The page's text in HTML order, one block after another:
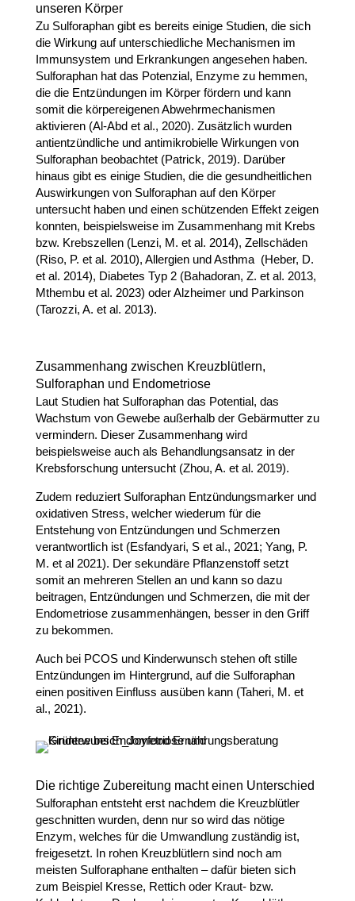
unseren Körper
Zu Sulforaphan gibt es bereits einige Studien, die sich
die Wirkung auf unterschiedliche Mechanismen im
Immunsystem und Erkrankungen angesehen haben.
Sulforaphan hat das Potenzial, Enzyme zu hemmen,
die die Entzündungen im Körper fördern und kann
somit die körpereigenen Abwehrmechanismen
aktivieren (Al-Abd et al., 2020). Zusätzlich wurden
antientzündliche und antimikrobielle Wirkungen von
Sulforaphan beobachtet (Patrick, 2019). Darüber
hinaus gibt es einige Studien, die die gesundheitlichen
Auswirkungen von Sulforaphan auf den Körper
untersucht haben und einen schützenden Effekt zeigen
konnten, beispielsweise im Zusammenhang mit Krebs
bzw. Krebszellen (Lenzi, M. et al. 2014), Zellschäden
(Riso, P. et al. 2010), Allergien und Asthma (Heber, D.
et al. 2014), Diabetes Typ 2 (Bahadoran, Z. et al. 2013,
Mthembu et al. 2023) oder Alzheimer und Parkinson
(Tarozzi, A. et al. 2013).
Zusammenhang zwischen Kreuzblütlern,
Sulforaphan und Endometriose
Laut Studien hat Sulforaphan das Potential, das
Wachstum von Gewebe außerhalb der Gebärmutter zu
vermindern. Dieser Zusammenhang wird
beispielsweise auch als Behandlungsansatz in der
Krebsforschung untersucht (Zhou, A. et al. 2019).
Zudem reduziert Sulforaphan Entzündungsmarker und
oxidativen Stress, welcher wiederum für die
Entstehung von Entzündungen und Schmerzen
verantwortlich ist (Esfandyari, S et al., 2021; Yang, P.
M. et al 2021). Der sekundäre Pflanzenstoff setzt
somit an mehreren Stellen an und kann so dazu
beitragen, Entzündungen und Schmerzen, die mit der
Endometriose zusammenhängen, besser in den Griff
zu bekommen.
Auch bei PCOS und Kinderwunsch stehen oft stille
Entzündungen im Hintergrund, auf die Sulforaphan
einen positiven Einfluss ausüben kann (Taheri, M. et
al., 2021).
Die richtige Zubereitung macht einen Unterschied
Sulforaphan entsteht erst nachdem die Kreuzblütler
geschnitten wurden, denn nur so wird das nötige
Enzym, welches für die Umwandlung zuständig ist,
freigesetzt. In rohen Kreuzblütlern sind noch am
meisten Sulforaphane enthalten – dafür bieten sich
zum Beispiel Kresse, Rettich oder Kraut- bzw.